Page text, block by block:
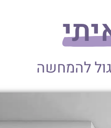
להמחשה